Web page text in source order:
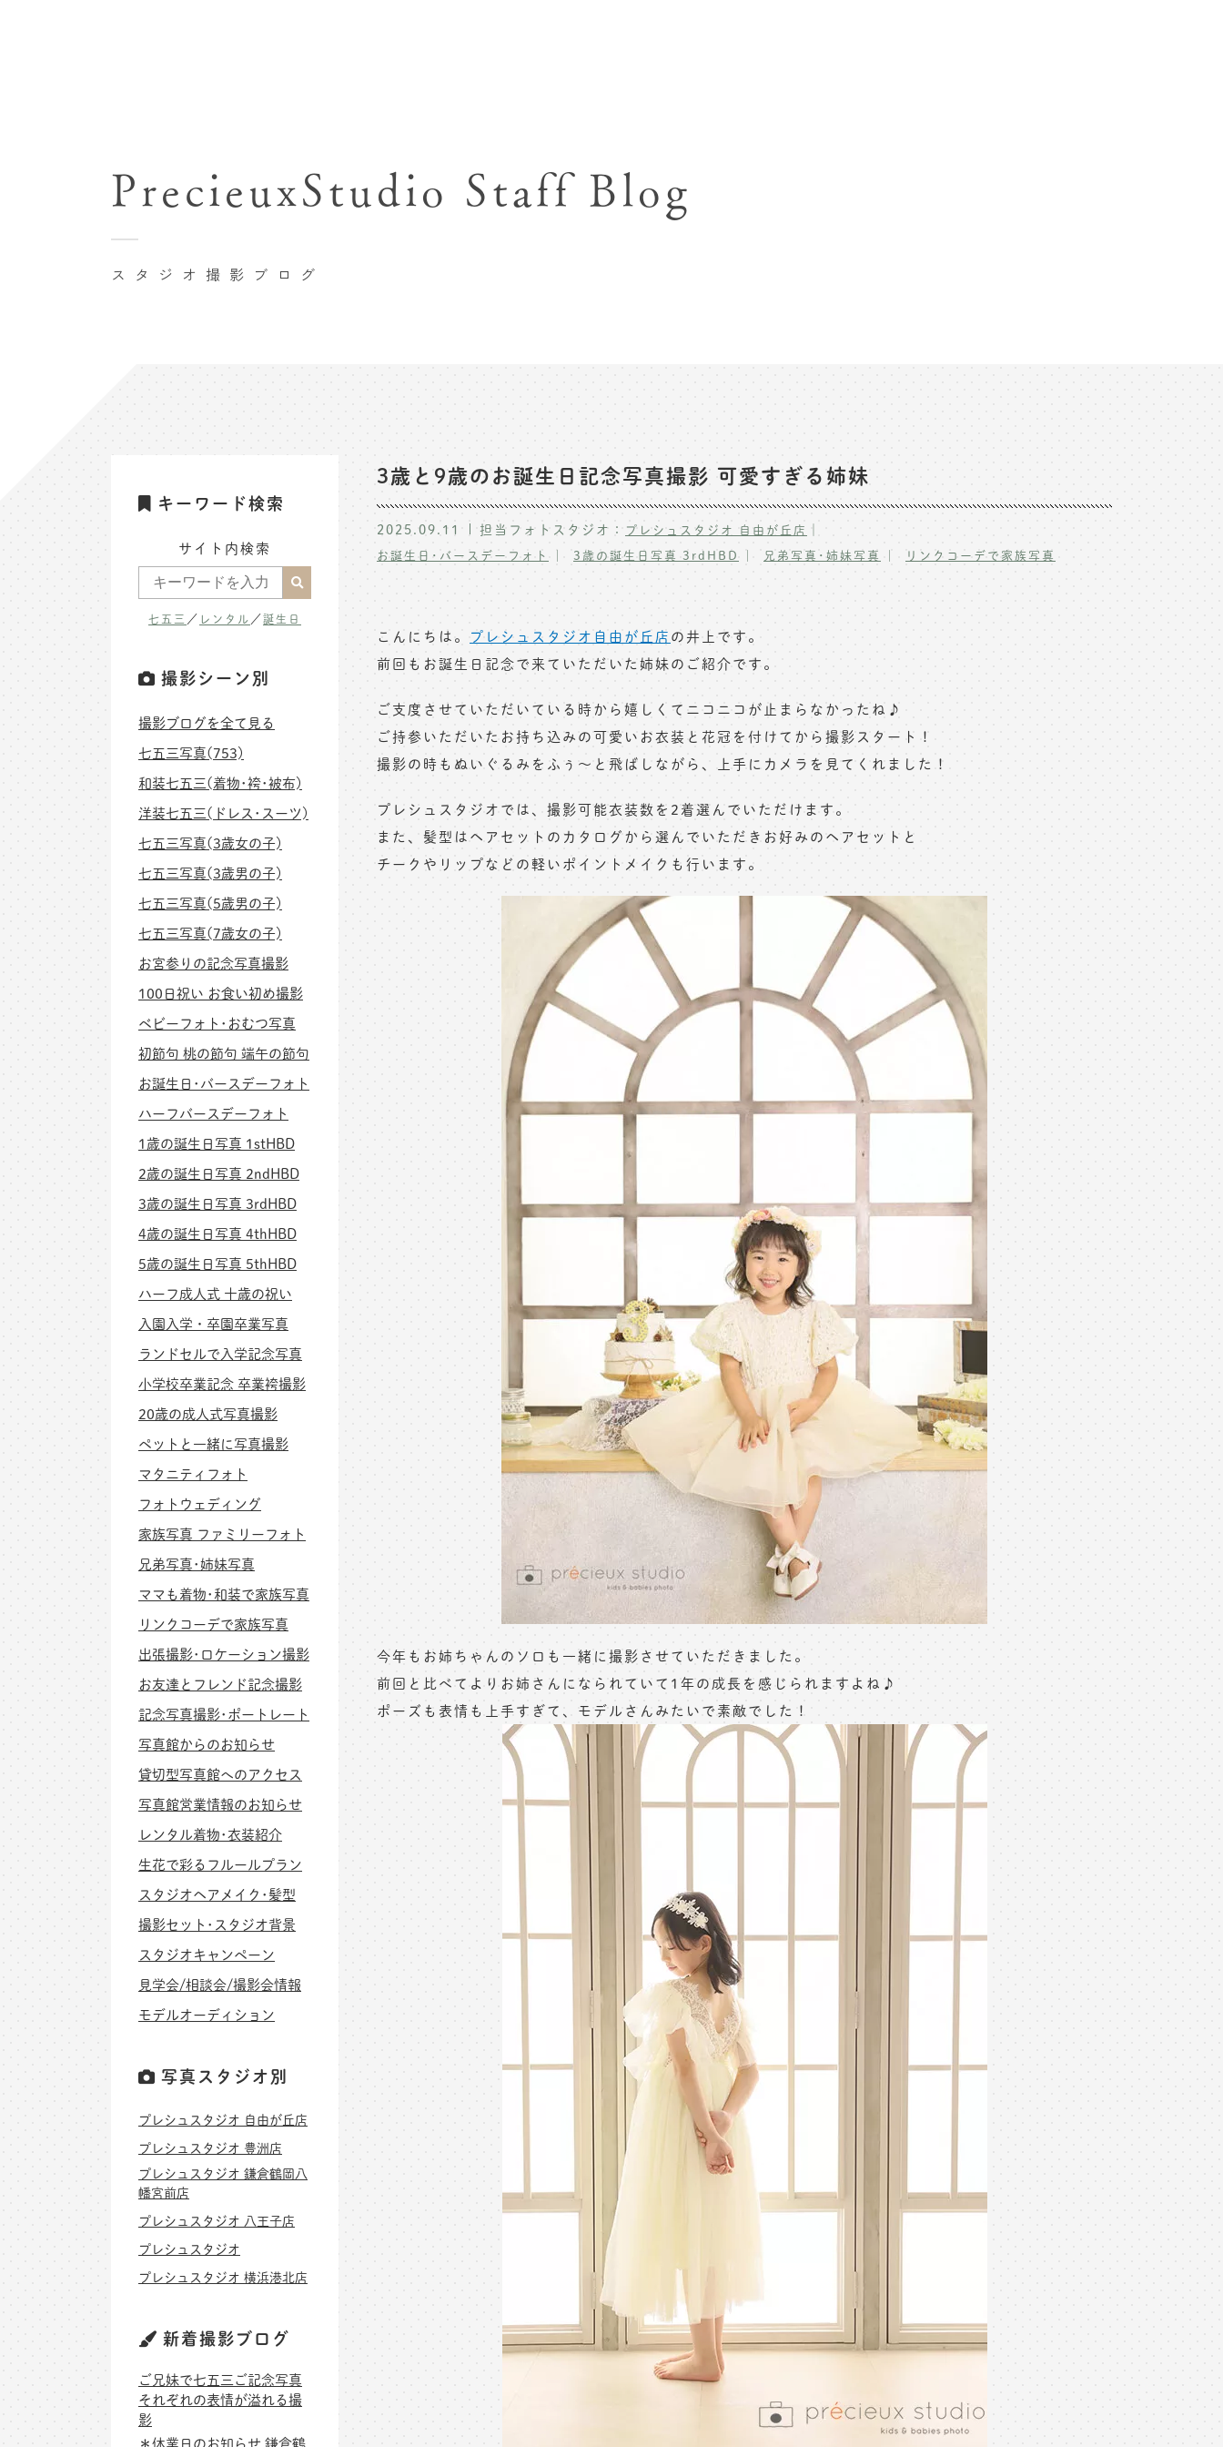
卒業袴･卒業写真撮影
入園入学･卒園卒業記念撮影
ハーフ成人式･10歳の祝い記念撮影
マタニティフォト撮影
自由が丘店
八王子店
横浜港北店 et Fleur
スタジオ撮影ブログ
PrecieuxStudio Staff Blog
3歳と9歳のお誕生日記念写真撮影 可愛すぎる姉妹
2025.09.11 担当フォトスタジオ： プレシュスタジオ 自由が丘店 ｜
お誕生日･バースデーフォト 3歳の誕生日写真 3rdHBD 兄弟写真･姉妹写真 リンクコーデで家族写真
こんにちは。 プレシュスタジオ自由が丘店の井上です。
前回もお誕生日記念で来ていただいた姉妹のご紹介です。
ご支度させていただいている時から嬉しくてニコニコが止まらなかったね♪
ご持参いただいたお持ち込みの可愛いお衣装と花冠を付けてから撮影スタート！
撮影の時もぬいぐるみをふぅ〜と飛ばしながら、上手にカメラを見てくれました！
プレシュスタジオでは、撮影可能衣装数を2着選んでいただけます。
また、髪型はヘアセットのカタログから選んでいただきお好みのヘアセットと
チークやリップなどの軽いポイントメイクも行います。
今年もお姉ちゃんのソロも一緒に撮影させていただきました。
前回と比べてよりお姉さんになられていて1年の成長を感じられますよね♪
ポーズも表情も上手すぎて、モデルさんみたいで素敵でした！
キーワード検索
サイト内検索
七五三 ／ レンタル ／誕生日
撮影シーン別
撮影ブログを全て見る
七五三写真(753)
和装七五三(着物･袴･被布)
洋装七五三(ドレス･スーツ)
七五三写真(3歳女の子)
七五三写真(3歳男の子)
七五三写真(5歳男の子)
七五三写真(7歳女の子)
お宮参りの記念写真撮影
100日祝い お食い初め撮影
ベビーフォト･おむつ写真
初節句 桃の節句 端午の節句
お誕生日･バースデーフォト
ハーフバースデーフォト
1歳の誕生日写真 1stHBD
2歳の誕生日写真 2ndHBD
3歳の誕生日写真 3rdHBD
4歳の誕生日写真 4thHBD
5歳の誕生日写真 5thHBD
ハーフ成人式 十歳の祝い
入園入学・卒園卒業写真
ランドセルで入学記念写真
小学校卒業記念 卒業袴撮影
20歳の成人式写真撮影
ペットと一緒に写真撮影
マタニティフォト
フォトウェディング
家族写真 ファミリーフォト
兄弟写真･姉妹写真
ママも着物･和装で家族写真
リンクコーデで家族写真
出張撮影･ロケーション撮影
お友達とフレンド記念撮影
記念写真撮影･ポートレート
写真館からのお知らせ
貸切型写真館へのアクセス
写真館営業情報のお知らせ
レンタル着物･衣装紹介
生花で彩るフルールプラン
スタジオヘアメイク･髪型
撮影セット･スタジオ背景
スタジオキャンペーン
見学会/相談会/撮影会情報
モデルオーディション
写真スタジオ別
プレシュスタジオ 自由が丘店
プレシュスタジオ 豊洲店
プレシュスタジオ 鎌倉鶴岡八
幡宮前店
プレシュスタジオ 八王子店
プレシュスタジオ
プレシュスタジオ 横浜港北店
新着撮影ブログ
ご兄妹で七五三ご記念写真
それぞれの表情が溢れる撮
影
＊休業日のお知らせ 鎌倉鶴